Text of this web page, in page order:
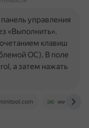
управления
«Выполнить».
клавиш
ОС). В поле
а затем нажать